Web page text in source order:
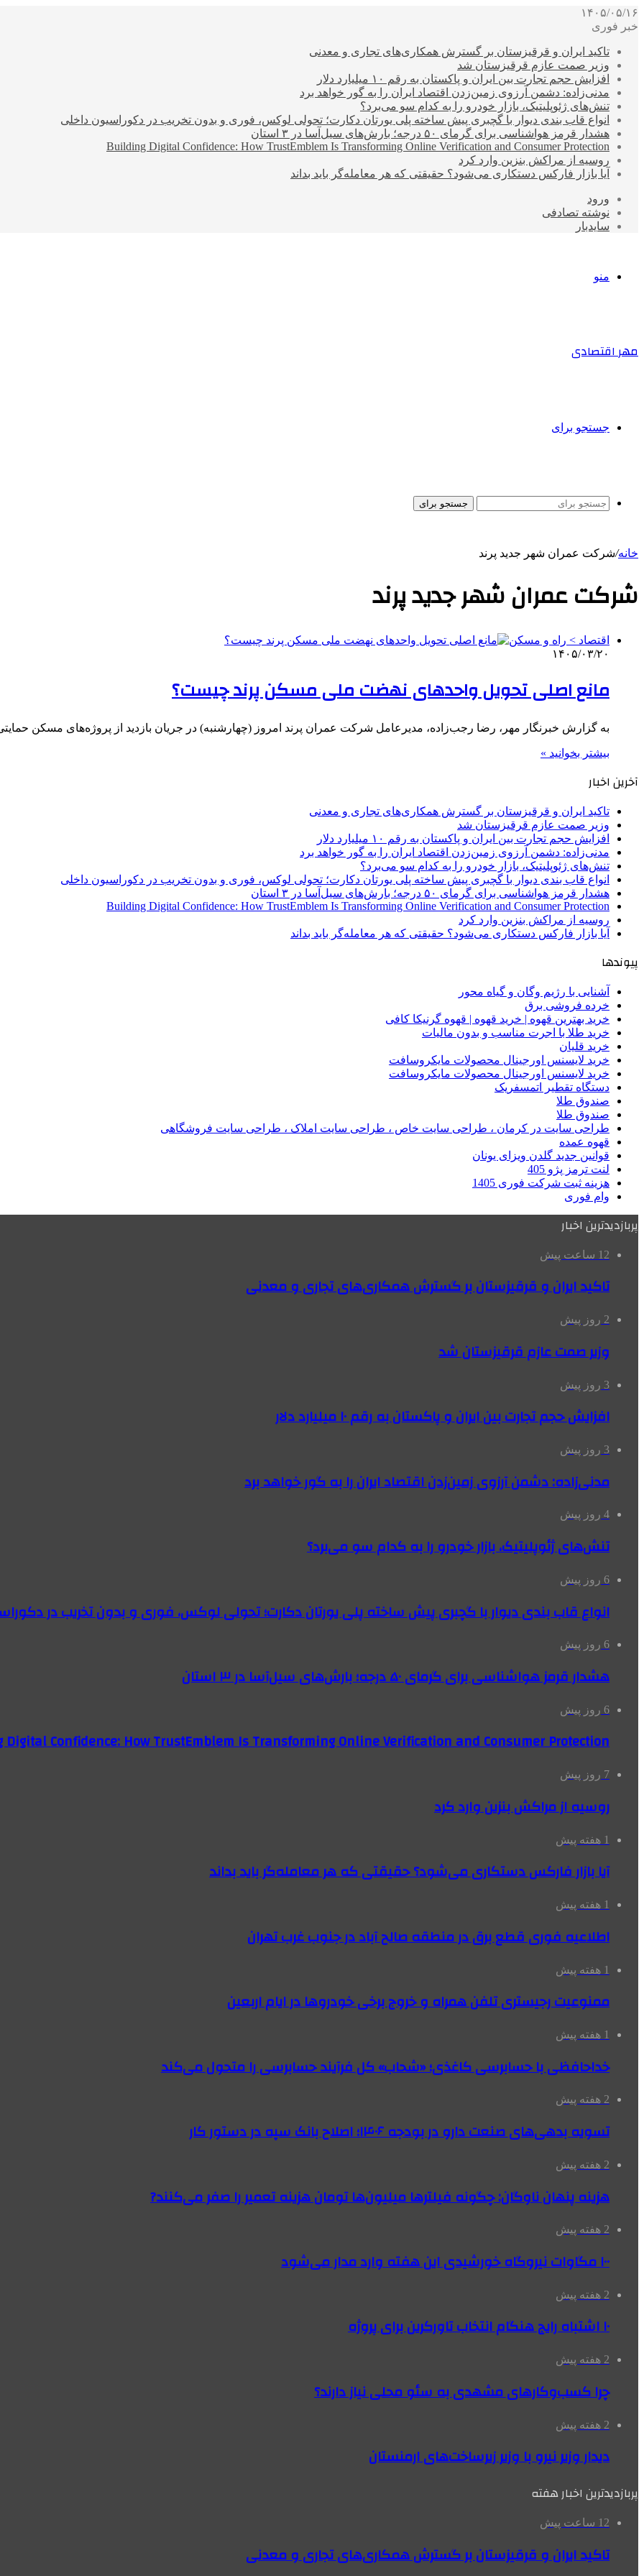
۱۴۰۵/۰۵/۱۶
خبر فوری
تاکید ایران و قرقیزستان بر گسترش همکاری‌های تجاری و معدنی
وزیر صمت عازم قرقیزستان شد
افزایش حجم تجارت بین ایران و پاکستان به رقم ۱۰ میلیارد دلار
مدنی‌زاده: دشمن آرزوی زمین‌زدن اقتصاد ایران را به گور خواهد برد
تنش‌های ژئوپلیتیک، بازار خودرو را به کدام سو می‌برد؟
انواع قاب بندی دیوار با گچبری پیش ساخته پلی یورتان دکارت؛ تحولی لوکس، فوری و بدون تخریب در دکوراسیون داخلی
هشدار قرمز هواشناسی برای گرمای ۵۰ درجه؛ بارش‌های سیل‌آسا در ۳ استان
Building Digital Confidence: How TrustEmblem Is Transforming Online Verification and Consumer Protection
روسیه از مراکش بنزین وارد کرد
آیا بازار فارکس دستکاری می‌شود؟ حقیقتی که هر معامله‌گر باید بداند
ورود
نوشته تصادفی
سایدبار
منو
مهر اقتصادی
جستجو برای
جستجو برای
خانه/شرکت عمران شهر جدید پرند
شرکت عمران شهر جدید پرند
اقتصاد > راه و مسکن
۱۴۰۵/۰۳/۲۰
مانع اصلی تحویل واحدهای نهضت ملی مسکن پرند چیست؟
به گزارش خبرنگار مهر، رضا رجب‌زاده، مدیرعامل شرکت عمران پرند امروز (چهارشنبه) در جریان بازدید از پروژه‌های مسکن
بیشتر بخوانید »
آخرین اخبار
تاکید ایران و قرقیزستان بر گسترش همکاری‌های تجاری و معدنی
وزیر صمت عازم قرقیزستان شد
افزایش حجم تجارت بین ایران و پاکستان به رقم ۱۰ میلیارد دلار
مدنی‌زاده: دشمن آرزوی زمین‌زدن اقتصاد ایران را به گور خواهد برد
تنش‌های ژئوپلیتیک، بازار خودرو را به کدام سو می‌برد؟
انواع قاب بندی دیوار با گچبری پیش ساخته پلی یورتان دکارت؛ تحولی لوکس، فوری و بدون تخریب در دکوراسیون داخلی
هشدار قرمز هواشناسی برای گرمای ۵۰ درجه؛ بارش‌های سیل‌آسا در ۳ استان
Building Digital Confidence: How TrustEmblem Is Transforming Online Verification and Consumer Protection
روسیه از مراکش بنزین وارد کرد
آیا بازار فارکس دستکاری می‌شود؟ حقیقتی که هر معامله‌گر باید بداند
پیوندها
آشنایی با رژیم وگان و گیاه محور
خرده فروشی برق
خرید بهترین قهوه | خرید قهوه | قهوه گرنیکا کافی
خرید طلا با اجرت مناسب و بدون مالیات
خرید قلیان
خرید لایسنس اورجینال محصولات مایکروسافت
خرید لایسنس اورجینال محصولات مایکروسافت
دستگاه تقطیر اتمسفریک
صندوق طلا
صندوق طلا
طراحی سایت در کرمان ، طراحی سایت خاص ، طراحی سایت املاک ، طراحی سایت فروشگاهی
قهوه عمده
قوانین جدید گلدن ویزای یونان
لنت ترمز پژو 405
هزینه ثبت شرکت فوری 1405
وام فوری
پربازدیدترین اخبار
12 ساعت پیش
تاکید ایران و قرقیزستان بر گسترش همکاری‌های تجاری و معدنی
2 روز پیش
وزیر صمت عازم قرقیزستان شد
3 روز پیش
افزایش حجم تجارت بین ایران و پاکستان به رقم ۱۰ میلیارد دلار
3 روز پیش
مدنی‌زاده: دشمن آرزوی زمین‌زدن اقتصاد ایران را به گور خواهد برد
4 روز پیش
تنش‌های ژئوپلیتیک، بازار خودرو را به کدام سو می‌برد؟
6 روز پیش
انواع قاب بندی دیوار با گچبری پیش ساخته پلی یورتان دکارت؛ تحولی لوکس، فوری و بدون تخریب در
6 روز پیش
هشدار قرمز هواشناسی برای گرمای ۵۰ درجه؛ بارش‌های سیل‌آسا در ۳ استان
6 روز پیش
Confidence: How TrustEmblem Is Transforming Online Verification and Consumer Protection
7 روز پیش
روسیه از مراکش بنزین وارد کرد
1 هفته پیش
آیا بازار فارکس دستکاری می‌شود؟ حقیقتی که هر معامله‌گر باید بداند
1 هفته پیش
اطلاعیه فوری قطع برق در منطقه صالح آباد در جنوب غرب تهران
1 هفته پیش
ممنوعیت رجیستری تلفن همراه و خروج برخی خودروها در ایام اربعین
1 هفته پیش
خداحافظی با حسابرسی کاغذی؛ «شحاب» کل فرآیند حسابرسی را متحول می‌کند
2 هفته پیش
تسویه بدهی‌های صنعت دارو در بودجه ۱۴۰۶؛ اصلاح بانک سپه در دستور کار
2 هفته پیش
هزینه پنهان ناوگان: چگونه فیلترها میلیون‌ها تومان هزینه تعمیر را صفر می‌کنند?
2 هفته پیش
۱۰۰ مگاوات نیروگاه‌ خورشیدی این هفته وارد مدار می‌شود
2 هفته پیش
۱۰ اشتباه رایج هنگام انتخاب تاورکرین برای پروژه
2 هفته پیش
چرا کسب‌وکارهای مشهدی به سئو محلی نیاز دارند؟
2 هفته پیش
دیدار وزیر نیرو با وزیر زیرساخت‌های ارمنستان
پربازدیدترین اخبار هفته
12 ساعت پیش
تاکید ایران و قرقیزستان بر گسترش همکاری‌های تجاری و معدنی